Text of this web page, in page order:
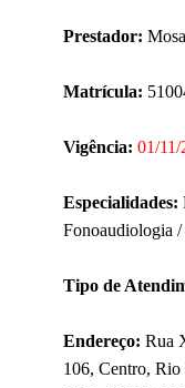
Prestador:
Matrícula:
Vigência: 01/11/
Especialidades:
Fonoaudiologia
Tipo de
Endereço: Rua
106, Centro,